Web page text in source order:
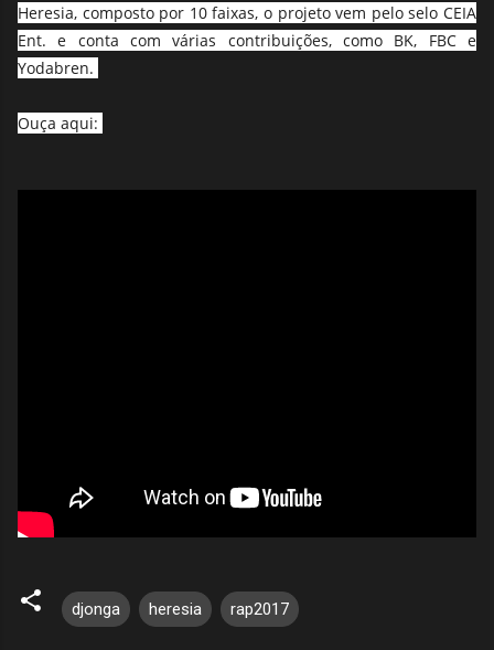
Heresia, composto por 10 faixas, o projeto vem pelo selo CEIA
Ent. e conta com várias contribuições, como BK, FBC e
Yodabren.
Ouça aqui:
djonga heresia rap2017